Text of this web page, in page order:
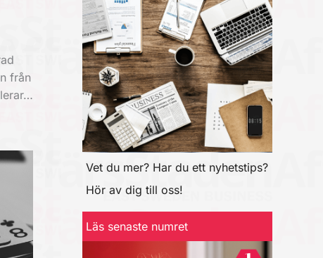
från
Vet du mer? Har du ett nyhetstips?
Hör av dig till oss!
Läs senaste numret